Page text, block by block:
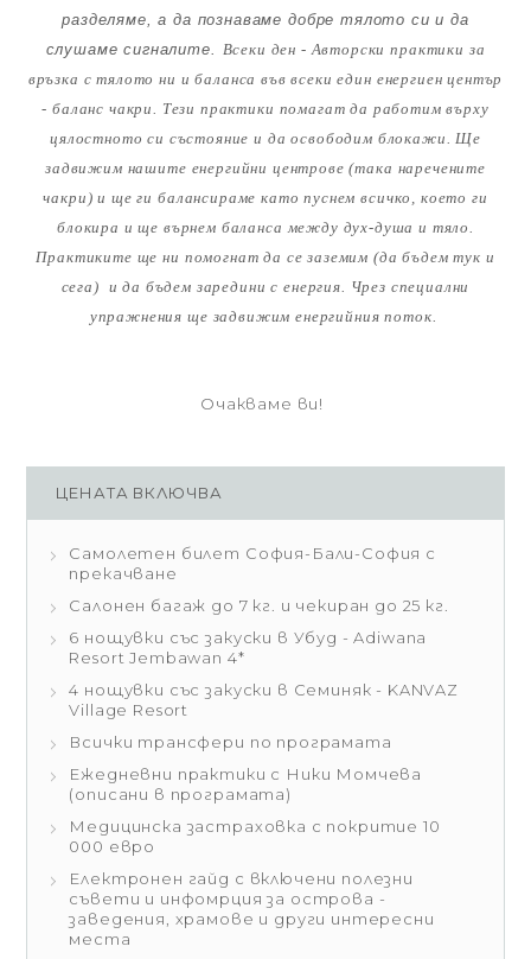
разделяме, а да познаваме добре тялото си и да
слушаме сигналите.
Всеки ден - Авторски практики за
връзка с тялото ни и баланса във всеки един енергиен център
- баланс чакри. Тези практики помагат да работим върху
цялостното си състояние и да освободим блокажи. Ще
задвижим нашите енергийни центрове (така наречените
чакри) и ще ги балансираме като пуснем всичко, което ги
блокира и ще върнем баланса между дух-душа и тяло.
Практиките ще ни помогнат да се заземим (да бъдем тук и
сега) и да бъдем заредини с енергия. Чрез специални
упражнения ще задвижим енергийния поток.
Очакваме ви!
ЦЕНАТА ВКЛЮЧВА
Самолетен билет София-Бали-София с
прекачване
Салонен багаж до 7 кг. и чекиран до 25 кг.
6 нощувки със закуски в Убуд - Adiwana
Resort Jembawan 4*
4 нощувки със закуски в Семиняк - KANVAZ
Village Resort
Всички трансфери по програмата
Ежедневни практики с Ники Момчева
(описани в програмата)
Медицинска застраховка с покритие 10
000 евро
Електронен гайд с включени полезни
съвети и инфомрция за острова -
заведения, храмове и други интересни
места